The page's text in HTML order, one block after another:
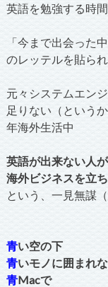
英語を勉強する時
「今まで出会った
のレッテルを貼られ
元々システムエン
足りない（という
年海外生活中
英語が出来ない人
海外ビジネスを立
という、一見無謀
青い空の下
青いモノに囲まれ
青Macで